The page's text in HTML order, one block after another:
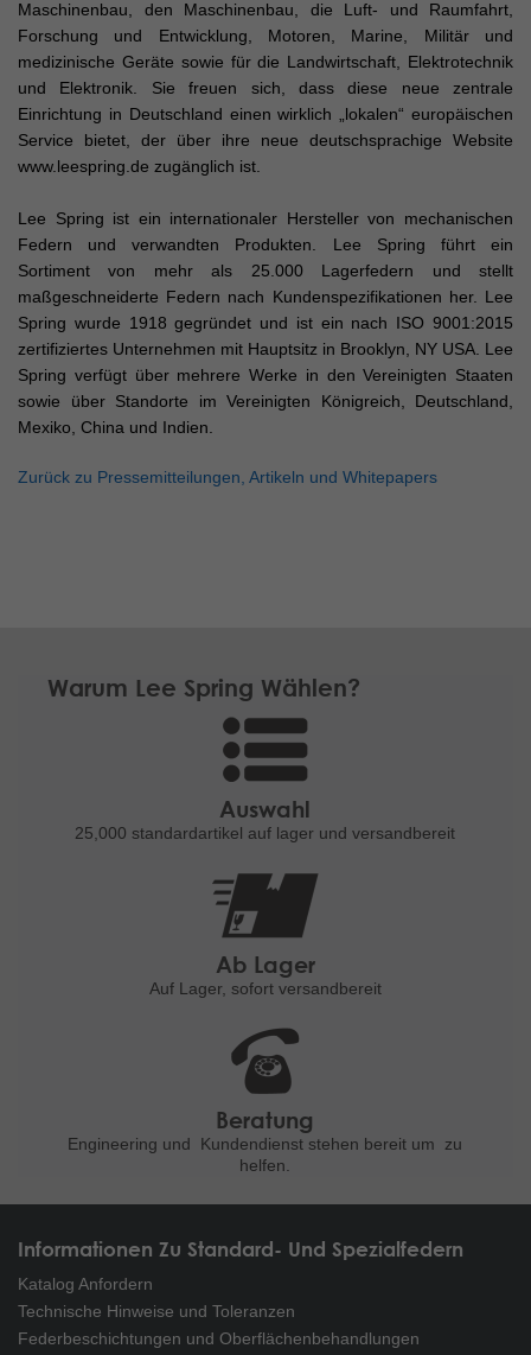
Maschinenbau, den Maschinenbau, die Luft- und Raumfahrt,
Forschung und Entwicklung, Motoren, Marine, Militär und
medizinische Geräte sowie für die Landwirtschaft, Elektrotechnik
und Elektronik. Sie freuen sich, dass diese neue zentrale
Einrichtung in Deutschland einen wirklich „lokalen“ europäischen
Service bietet, der über ihre neue deutschsprachige Website
www.leespring.de zugänglich ist.
Lee Spring ist ein internationaler Hersteller von mechanischen
Federn und verwandten Produkten. Lee Spring führt ein
Sortiment von mehr als 25.000 Lagerfedern und stellt
maßgeschneiderte Federn nach Kundenspezifikationen her. Lee
Spring wurde 1918 gegründet und ist ein nach ISO 9001:2015
zertifiziertes Unternehmen mit Hauptsitz in Brooklyn, NY USA. Lee
Spring verfügt über mehrere Werke in den Vereinigten Staaten
sowie über Standorte im Vereinigten Königreich, Deutschland,
Mexiko, China und Indien.
Zurück zu Pressemitteilungen, Artikeln und Whitepapers
Warum Lee Spring Wählen?
Auswahl
25,000 standardartikel auf lager und versandbereit
Ab Lager
Auf Lager, sofort versandbereit
Beratung
Engineering und Kundendienst stehen bereit um zu
helfen.
Informationen Zu Standard- Und Spezialfedern
Katalog Anfordern
Technische Hinweise und Toleranzen
Federbeschichtungen und Oberflächenbehandlungen